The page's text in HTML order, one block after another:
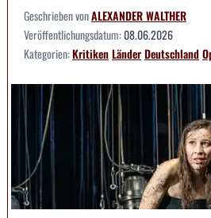
Geschrieben vonALEXANDER WALTHER
Veröffentlichungsdatum:08.06.2026
Kategorien:KritikenLänderDeutschland